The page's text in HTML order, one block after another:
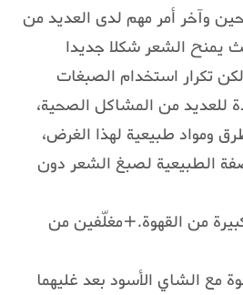
وآخر أمر مهم لدى العديد من
يمنح الشعر شكلا جديدا
تكرار استخدام الصبغات
للعديد من المشاكل الصحية،
ومواد طبيعية لهذا الغرض،
الطبيعية لصبغ الشعر دون
من القهوة.+مغلّفين من
مع الشاي الأسود بعد غليهما